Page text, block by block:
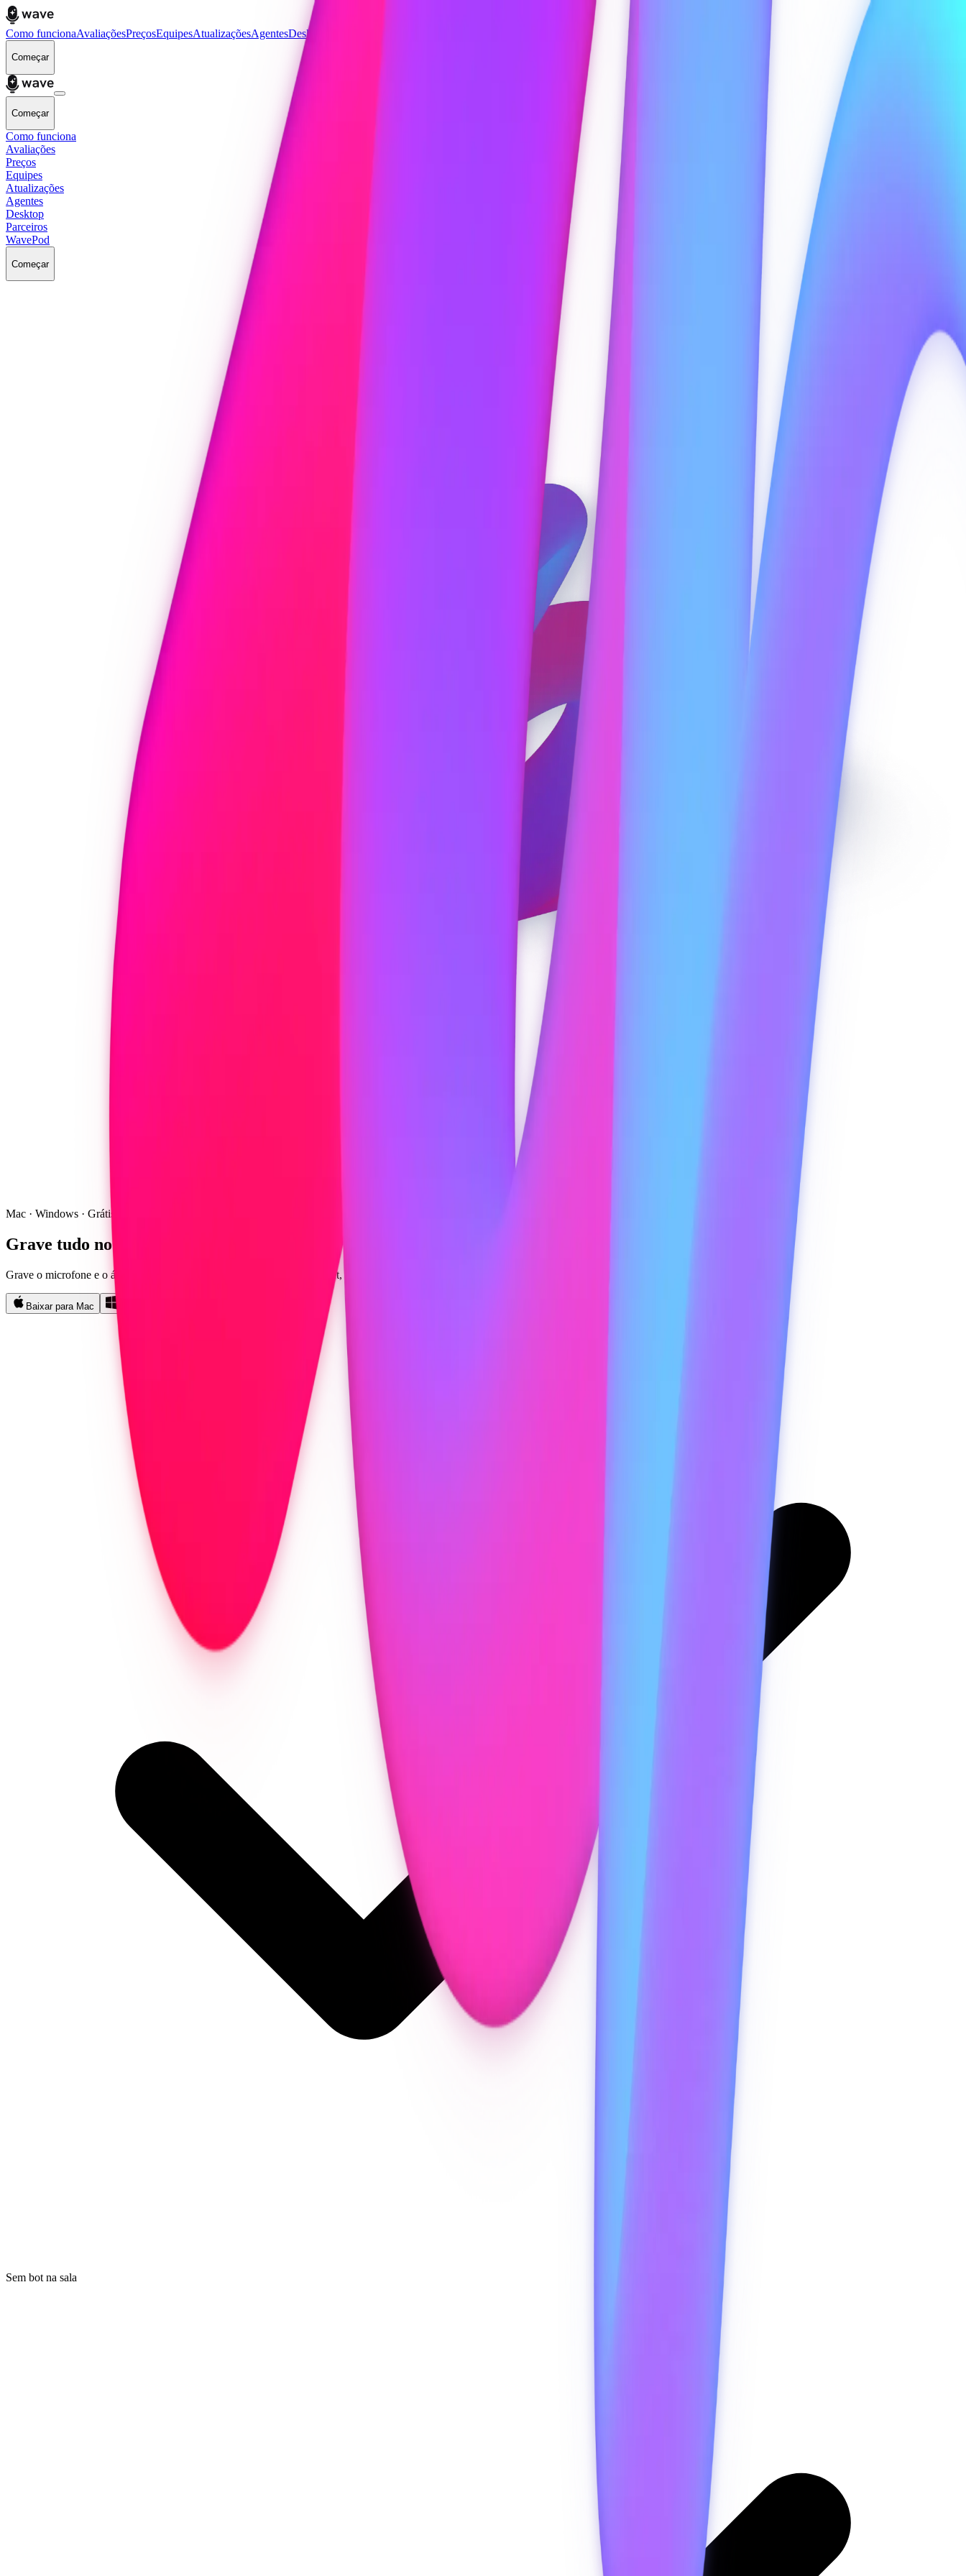
Como funcionaAvaliaçõesPreçosEquipesAtualizaçõesAgentesDesktop
Começar
Começar
Como funciona
Avaliações
Preços
Equipes
Atualizações
Agentes
Desktop
Parceiros
WavePod
Começar
Mac · Windows · Grátis
Grave tudo no seu computador
Grave o microfone e o áudio do sistema ao mesmo tempo — Zoom, Meet, Teams, ligações, aulas, o que precisar. Transcrição, resumos e tarefas com IA, sem precisar mexer.
Baixar para Mac
Sem bot na sala